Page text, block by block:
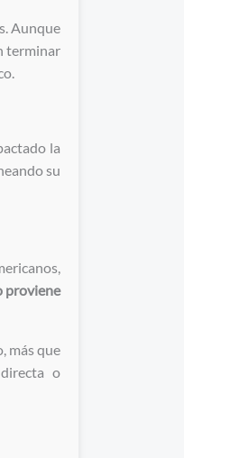
Aunque
terminar
la
su
proviene
más que
o